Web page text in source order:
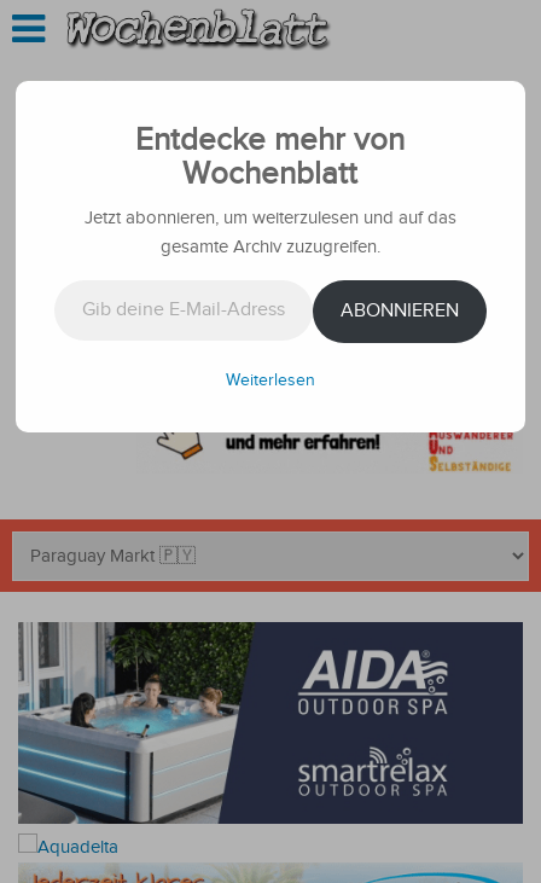
Entdecke mehr von
Wochenblatt
Jetzt abonnieren, um weiterzulesen und auf das
gesamte Archiv zuzugreifen.
ABONNIEREN
Weiterlesen